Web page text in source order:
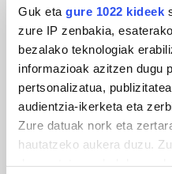
Guk eta gure 1022 kideek
zure IP zenbakia,
bezalako teknologiak
informazioak azitzen dugu
pertsonalizatua,
audientzia-ikerketa eta
Zure datuak nork eta
hautatzeko aukera duzu.
MUSIKA
Odik berria
'Amaaaa!' abestiekin